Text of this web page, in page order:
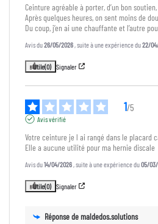
Ceinture agréable à porter, d’un bon
Après quelques heures, on sent moins de
Du coup, j’en ai une chauffante et l’autre
Avis du26/05/2026 , suite à une expérience du22/
Utile(0) Signaler
1/5
Avis vérifié
Votre ceinture je l ai rangé dans le placard
Elle a aucune utilité pour ma hernie discale
Avis du14/04/2026 , suite à une expérience du05/
Utile(0) Signaler
Réponse demaldedos.solutions